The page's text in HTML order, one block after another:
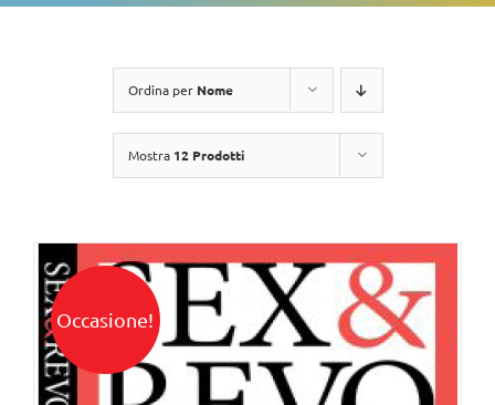
Ordina per Nome
Mostra 12 Prodotti
Occasione!